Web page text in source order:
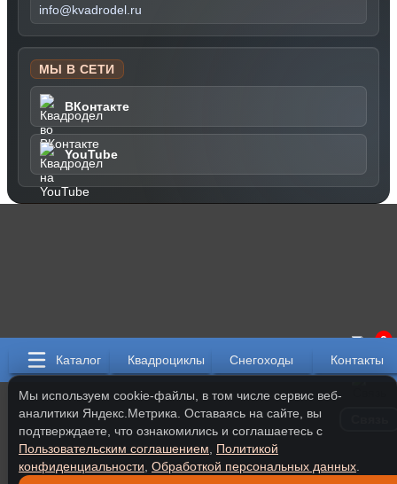
Каталог Квадроциклы Снегоходы Контакты
0
info@kvadrodel.ru
МЫ В СЕТИ
ВКонтакте
YouTube
Мы используем cookie-файлы, в том числе сервис веб-
аналитики Яндекс.Метрика. Оставаясь на сайте, вы
подтверждаете, что ознакомились и соглашаетесь с
Пользовательским соглашением
Политикой
конфиденциальности Обработкой персональных данных